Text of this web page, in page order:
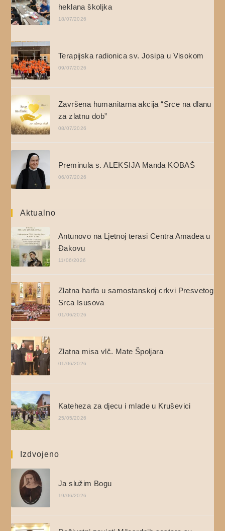
heklana školjka
18/07/2026
Terapijska radionica sv. Josipa u Visokom
09/07/2026
Završena humanitarna akcija “Srce na dlanu
za zlatnu dob”
08/07/2026
Preminula s. ALEKSIJA Manda KOBAŠ
06/07/2026
Aktualno
Antunovo na Ljetnoj terasi Centra Amadea u
Đakovu
11/06/2026
Zlatna harfa u samostanskoj crkvi Presvetog
Srca Isusova
01/06/2026
Zlatna misa vlč. Mate Špoljara
01/06/2026
Kateheza za djecu i mlade u Kruševici
25/05/2026
Izdvojeno
Ja služim Bogu
19/06/2026